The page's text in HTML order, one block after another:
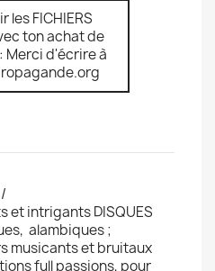
les FICHIERS
ton achat de
d'écrire à
et intrigants DISQUES
alambiques ;
musicants et bruitaux
full passions, pour